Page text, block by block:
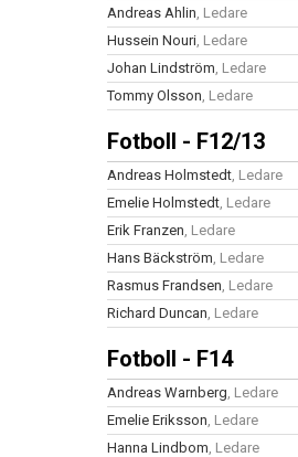
Andreas Ahlin, Ledare
Hussein Nouri, Ledare
Johan Lindström, Ledare
Tommy Olsson, Ledare
Fotboll - F12/13
Andreas Holmstedt, Ledare
Emelie Holmstedt, Ledare
Erik Franzen, Ledare
Hans Bäckström, Ledare
Rasmus Frandsen, Ledare
Richard Duncan, Ledare
Fotboll - F14
Andreas Warnberg, Ledare
Emelie Eriksson, Ledare
Hanna Lindbom, Ledare